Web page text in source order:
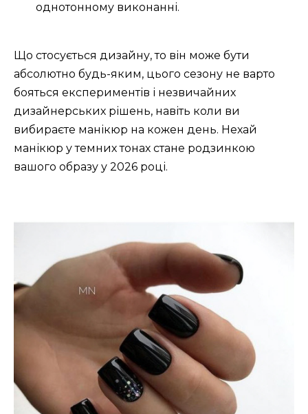
однотонному виконанні.
Що стосується дизайну, то він може бути
абсолютно будь-яким, цього сезону не варто
бояться експериментів і незвичайних
дизайнерських рішень, навіть коли ви
вибираєте манікюр на кожен день. Нехай
манікюр у темних тонах стане родзинкою
вашого образу у 2026 році.